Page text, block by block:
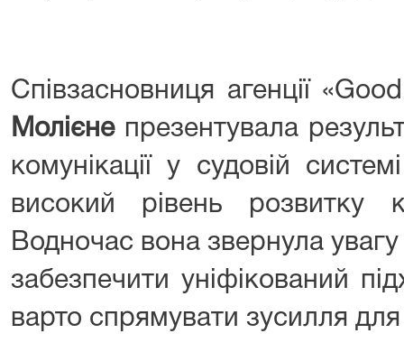
Співзасновниця агенції
Молієнепрезентувала
комунікації у судовій
високий рівень розвитку
Водночас вона звернула
забезпечити уніфікований
варто спрямувати зусилля для